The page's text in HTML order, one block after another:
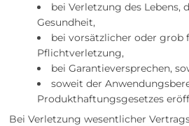
bei Verletzung des Lebens,
Gesundheit,
bei vorsätzlicher oder grob
Pflichtverletzung,
bei Garantieversprechen,
soweit der
Produkthaftungsgesetzes
Bei Verletzung wesentlicher